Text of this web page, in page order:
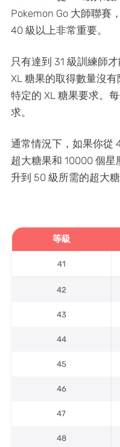
Pokemon Go 大師聯賽
40 級以上非常重要。
只有達到 31 級訓練師
XL 糖果的取得數量沒
特定的 XL 糖果要求。
求。
通常情況下，如果你從
超大糖果和 10000 個
升到 50 級所需的超大糖
等級
41
42
43
44
45
46
47
48